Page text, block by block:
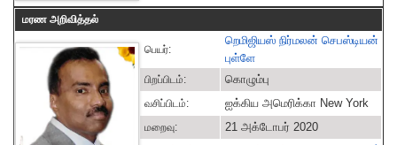
மரண அறிவித்தல்
பெயர்:
றெமிஜியஸ் நிர்மலன் செபஸ்டியன்
புள்ளே
பிறப்பிடம்: கொழும்பு
வசிப்பிடம்: ஐக்கிய அமெரிக்கா New York
மறைவு: 21 அக்டோபர் 2020